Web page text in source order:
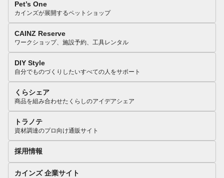
Pet’s One
カインズが展開するペットショップ
CAINZ Reserve
ワークショップ、施設予約、工具レンタル
DIY Style
自分でものづくりしたいすべての人をサポート
くらシェア
商品を組み合わせたくらしのアイデアシェア
トラノテ
資材調達のプロ向け通販サイト
採用情報
カインズ 企業サイト